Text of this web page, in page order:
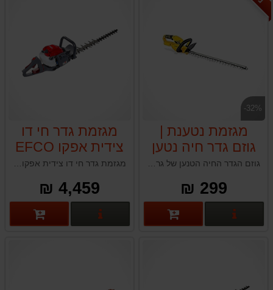
-32%
מגזמת נטענת |
גוזם גדר חיה נטען
GARLAND SET
KEEPER 20V
252-V23 גוף בלבד
גוזם הגדר החיה הטנען של גרלנד הוא גוזם גדרות המופעל באמצעות סוללה ומיועד לתחזוקה יעילה של הגינה. באמצעות להב כפול באורך 51 ס”מ בחיתוך בלייזר מאפשר ביצועי חיתוך מדויקים, נקיים מהירים ועוצמתיים.
299 ₪
פרטים נוספים
מגזמת גדר חי דו
צידית אפקו EFCO
TGS2470
מגזמת גדר חי דו צידית אפקו EFCO TGS2470 איטליה
4,459 ₪
פרטים נוספים